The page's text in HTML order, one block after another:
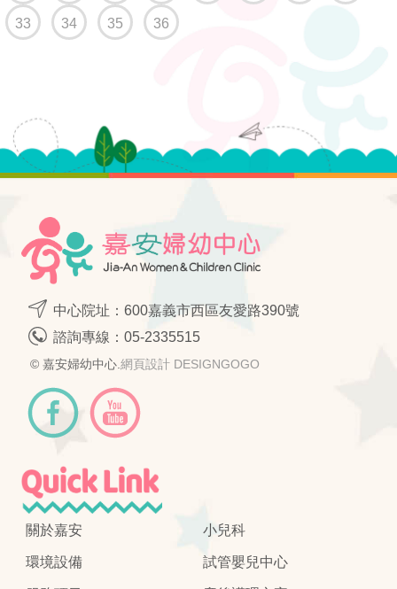
33 34 35 36
中心院址：600嘉義市西區友愛路390號
諮詢專線： 05-2335515
© 嘉安婦幼中心. 網頁設計 DESIGNGOGO
關於嘉安
環境設備
小兒科
試管嬰兒中心